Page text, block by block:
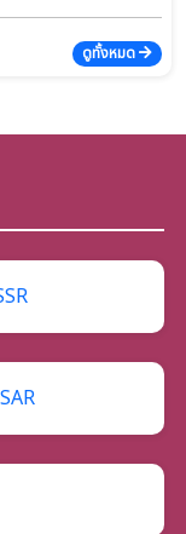
ดูทั้งหมด